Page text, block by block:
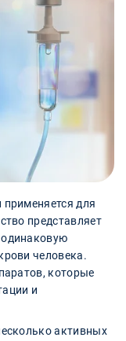
для
представляет
человека.
которые
и
активных